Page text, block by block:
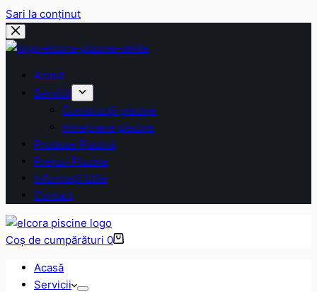
Sari la conținut
Acasă
Servicii
Construcții piscine
Intreținere piscine
Produse Piscină
Prețuri Piscine
Informații Utile
Contact
Coș de cumpărături 0
Acasă
Servicii